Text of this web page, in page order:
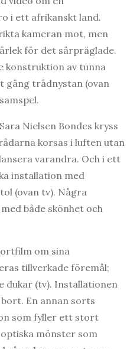
i ett afrikanskt land.
kameran mot, men
för det särpräglade.
konstruktion av tunna
trådnystan (ovan
Nielsen Bondes kryss
korsas i luften utan
varandra. Och i ett
installation med
(ovan tv). Några
både skönhet och
om sina
tillverkade föremål;
dukar (tv). Installationen
En annan sorts
som fyller ett stort
mönster som